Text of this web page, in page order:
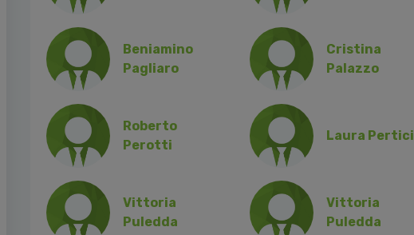
Beniamino
Pagliaro
Cristina
Palazzo
Roberto
Perotti
Laura Pertici
Vittoria
Puledda
Vittoria
Puledda